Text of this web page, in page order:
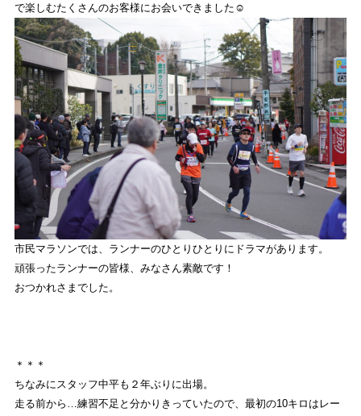
KUMAMOTO
ストライトラボ熊本店TOP
EVENT
ストライトラボ熊本店独自の最新イベント情報
REVIEW
ストライトラボ熊本店独自の 商品レビュー
STAFFBLOG
ストライトラボ熊本店のスタッフブログ
SHOP INFORMATION
で楽しむたくさんのお客様にお会いできました☺︎
市民マラソンでは、ランナーのひとりひとりにドラマがあります。
頑張ったランナーの皆様、みなさん素敵です！
おつかれさまでした。
＊＊＊
ちなみにスタッフ中平も２年ぶりに出場。
走る前から…練習不足と分かりきっていたので、最初の10キロはレー